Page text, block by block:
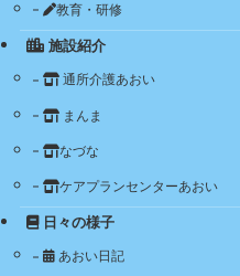
教育・研修
施設紹介
通所介護あおい
まんま
なづな
ケアプランセンターあおい
日々の様子
あおい日記